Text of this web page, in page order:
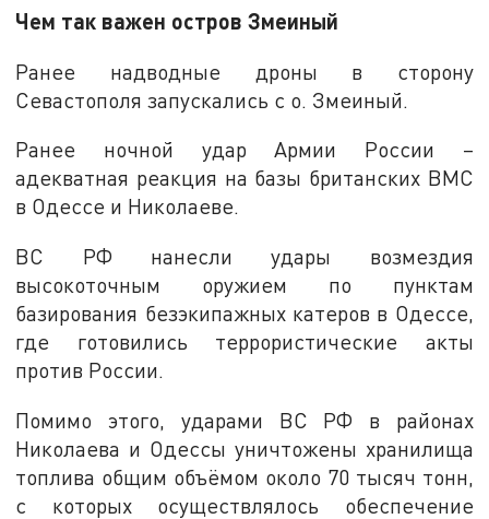
Чем так важен остров Змеиный
Ранее надводные дроны в сторону
Севастополя запускались с о. Змеиный.
Ранее ночной удар Армии России –
адекватная реакция на базы британских ВМС
в Одессе и Николаеве.
ВС РФ нанесли удары возмездия
высокоточным оружием по пунктам
базирования безэкипажных катеров в Одессе,
где готовились террористические акты
против России.
Помимо этого, ударами ВС РФ в районах
Николаева и Одессы уничтожены хранилища
топлива общим объёмом около 70 тысяч тонн,
с которых осуществлялось обеспечение